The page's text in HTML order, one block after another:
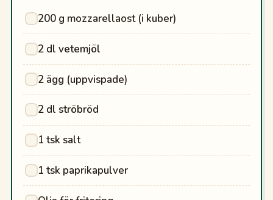
200 g mozzarellaost (i kuber)
2 dl vetemjöl
2 ägg (uppvispade)
2 dl ströbröd
1 tsk salt
1 tsk paprikapulver